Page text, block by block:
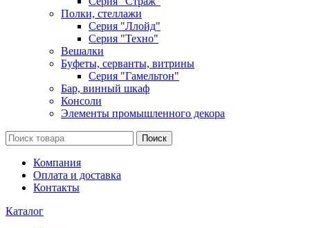
Полки, стеллажи
Серия "Ллойд"
Серия "Техно"
Вешалки
Буфеты, серванты, витрины
Серия "Гамельтон"
Бар, винный шкаф
Консоли
Элементы промышленного декора
Поиск
Компания
Оплата и доставка
Контакты
Каталог